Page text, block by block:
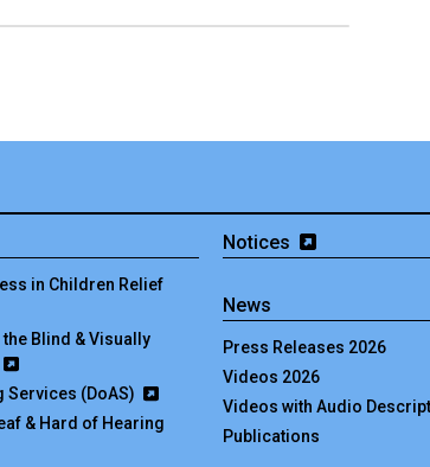
in Children Relief
Blind & Visually
Services (DoAS)
& Hard of Hearing
Notices
News
Press Releases 2026
Videos 2026
Videos with Audio
Publications